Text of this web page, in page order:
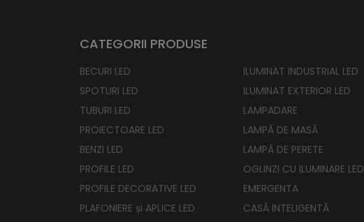
CATEGORII PRODUSE
BECURI LED
SPOTURI LED
TUBURI LED
PROIECTOARE LED
BENZI LED
PROFILE LED
PROFILE DECORATIVE LED
PLAFONIERE și APLICE LED
ILUMINAT INDUSTRIAL LED
ILUMINAT EXTERIOR LED
LAMPADARE
LAMPĂ DE MASĂ
LAMPĂ DE PERETE
OGLINZI CU ILUMINARE LED
EMERGENTA
CASĂ INTELIGENTĂ